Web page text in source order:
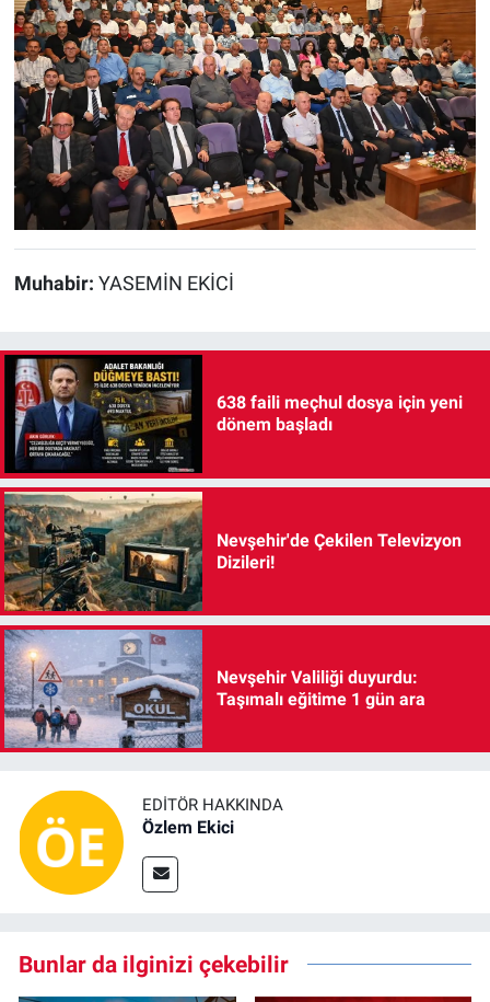
Muhabir: YASEMİN EKİCİ
638 faili meçhul dosya için yeni
dönem başladı
Nevşehir'de Çekilen Televizyon
Dizileri!
Nevşehir Valiliği duyurdu:
Taşımalı eğitime 1 gün ara
EDITÖR HAKKINDA
Özlem Ekici
Bunlar da ilginizi çekebilir